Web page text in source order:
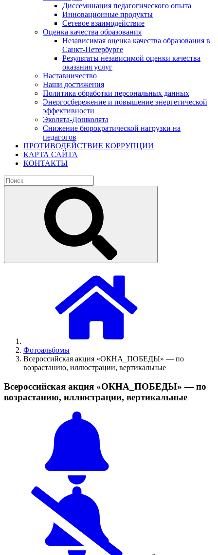
Диссеминация педагогического опыта
Инновационные продукты
Сетевое взаимодействие
Оценка качества образования
Независимая оценка качества образования в
Санкт-Петербурге
Результаты независимой оценки качества
оказания услуг
Наставничество
Наши достижения
Политика обработки персональных данных
Энергосбережение и повышение энергетической
эффективности
Эколята-Дошколята
Снижение бюрократической нагрузки на
педагогов
ПРОТИВОДЕЙСТВИЕ КОРРУПЦИИ
КАРТА САЙТА
КОНТАКТЫ
Фотоальбомы
Всероссийская акция «ОКНА_ПОБЕДЫ» — по
возрастанию, иллюстрации, вертикальные
Всероссийская акция «ОКНА_ПОБЕДЫ» — по
возрастанию, иллюстрации, вертикальные